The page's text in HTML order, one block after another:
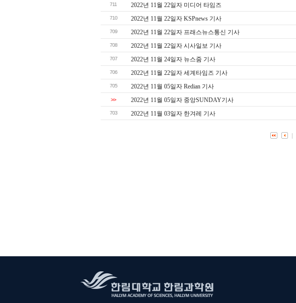
711 2022년 11월 22일자 미디어 타임즈
710 2022년 11월 22일자 KSPnews 기사
709 2022년 11월 22일자 프래스뉴스통신 기사
708 2022년 11월 22일자 시사일보 기사
707 2022년 11월 24일자 뉴스줌 기사
706 2022년 11월 22일자 세계타임즈 기사
705 2022년 11월 05일자 Redian 기사
>> 2022년 11월 05일자 중앙SUNDAY기사
703 2022년 11월 03일자 한겨레 기사